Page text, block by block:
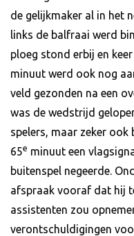
de gelijkmaker al in het
links de balfraai werd
ploeg stond erbij en
minuut werd ook nog
veld gezonden na een
was de wedstrijd
spelers, maar zeker
65e minuut een
buitenspel negeerde.
afspraak vooraf dat hij
assistenten zou
verontschuldigingen